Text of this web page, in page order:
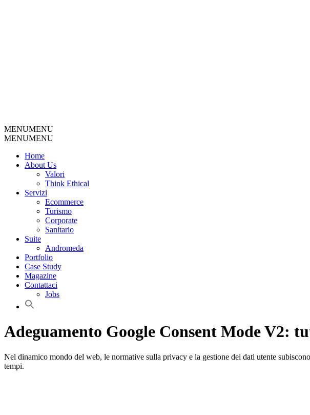
MENUMENU
MENUMENU
Home
About Us
Valori
Think Ethical
Servizi
Ecommerce
Turismo
Corporate
Sanitario
Suite
Andromeda
Portfolio
Case Study
Magazine
Contattaci
Jobs
Adeguamento Google Consent Mode V2:
Nel dinamico mondo del web, le normative sulla privacy e la gestione dei dati utente
tempi.